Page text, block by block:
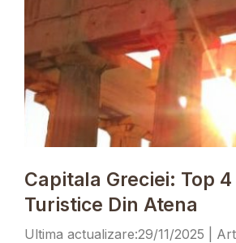
Capitala Greciei: Top
Turistice Din Atena
29/11/2025